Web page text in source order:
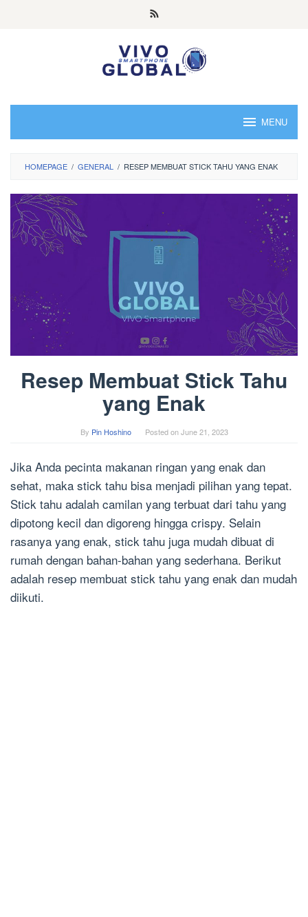
MENU
HOMEPAGE / GENERAL / RESEP MEMBUAT STICK TAHU YANG ENAK
Resep Membuat Stick Tahu
yang Enak
By Pin Hoshino Posted onJune 21, 2023
Jika Anda pecinta makanan ringan yang enak dan
sehat, maka stick tahu bisa menjadi pilihan yang tepat.
Stick tahu adalah camilan yang terbuat dari tahu yang
dipotong kecil dan digoreng hingga crispy. Selain
rasanya yang enak, stick tahu juga mudah dibuat di
rumah dengan bahan-bahan yang sederhana. Berikut
adalah resep membuat stick tahu yang enak dan mudah
diikuti.